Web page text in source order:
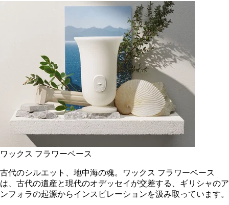
ワックス フラワーベース
古代のシルエット、地中海の魂。ワックス フラワーベース
は、古代の遺産と現代のオデッセイが交差する、ギリシャのア
ンフォラの起源からインスピレーションを汲み取っています。